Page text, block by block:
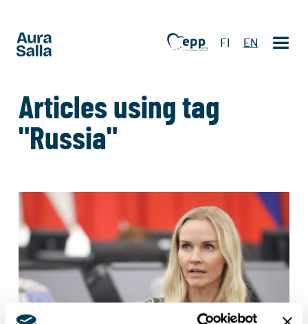
FI EN
Articles using tag
"Russia"